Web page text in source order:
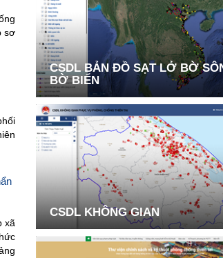
sơ
xã
CSDL BẢN ĐỒ SẠT LỞ BỜ
BỜ BIỂN
CSDL KHÔNG GIAN